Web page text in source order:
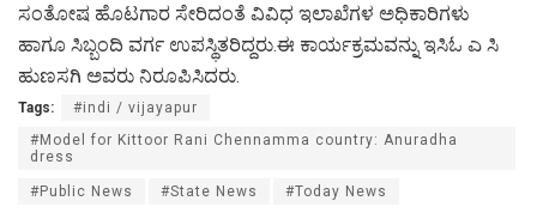
ಸಂತೋಷ ಹೊಟಗಾರ ಸೇರಿದಂತೆ ವಿವಿಧ ಇಲಾಖೆಗಳ ಅಧಿಕಾರಿಗಳು
ಹಾಗೂ ಸಿಬ್ಬಂದಿ ವರ್ಗ ಉಪಸ್ಥಿತರಿದ್ದರು.ಈ ಕಾರ್ಯಕ್ರಮವನ್ನು ಇಸಿಓ ಎ ಸಿ
ಹುಣಸಗಿ ಅವರು ನಿರೂಪಿಸಿದರು.
Tags:
#indi / vijayapur
#Model for Kittoor Rani Chennamma country: Anuradha
dress
#Public News #State News #Today News